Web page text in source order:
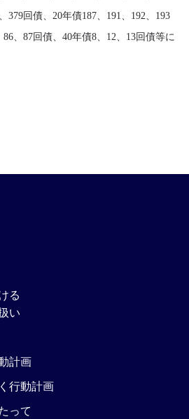
379回債、20年債187、191、192、193
、87回債、40年債8、12、13回債等に
る
い
計画
行動計画
って